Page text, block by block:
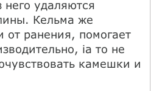
удаляются
Кельма же
от ранения, помогает
ia то не
камешки и